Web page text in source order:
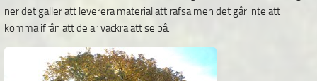
ner det gäller att leverera material att räfsa men det går inte att
komma ifrån att de är vackra att se på.